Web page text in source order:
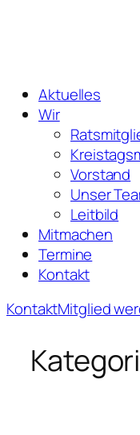
Aktuelles
Wir
Vorstand
Unser
Leitbild
Mitmachen
Termine
Kontakt
KontaktMitglied